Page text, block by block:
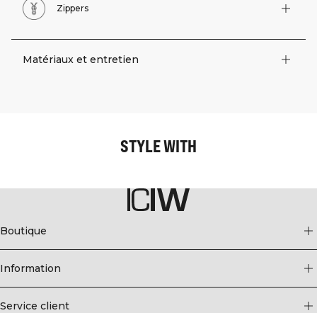
Zippers
Matériaux et entretien
STYLE WITH
Boutique
Information
Service client